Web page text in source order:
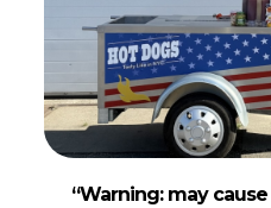
“Warning: may